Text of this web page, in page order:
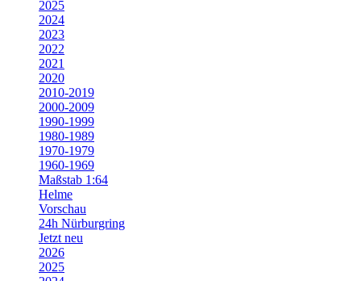
2025
2024
2023
2022
2021
2020
2010-2019
2000-2009
1990-1999
1980-1989
1970-1979
1960-1969
Maßstab 1:64
Helme
Vorschau
24h Nürburgring
Jetzt neu
2026
2025